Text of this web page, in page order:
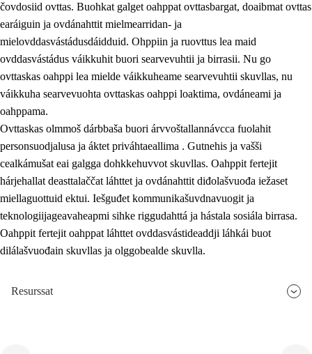
čovdosiid ovttas. Buohkat galget oahppat ovttasbargat, doaibmat ovttas
earáiguin ja ovdánahttit mielmearridan- ja
mielovddasvástádusdáidduid. Ohppiin ja ruovttus lea maid
ovddasvástádus váikkuhit buori searvevuhtii ja birrasii. Nu go
ovttaskas oahppi lea mielde váikkuheame searvevuhtii skuvllas, nu
váikkuha searvevuohta ovttaskas oahppi loaktima, ovdáneami ja
oahppama.
Ovttaskas olmmoš dárbbaša buori árvvoštallannávcca fuolahit
personsuodjalusa ja áktet priváhtaeallima . Gutnehis ja vašši
cealkámušat eai galgga dohkkehuvvot skuvllas. Oahppit fertejit
hárjehallat deasttalaččat láhttet ja ovdánahttit diđolašvuođa iežaset
miellaguottuid ektui. Iešguđet kommunikašuvdnavuogit ja
teknologiijageavaheapmi sihke riggudahttá ja hástala sosiála birrasa.
Oahppit fertejit oahppat láhttet ovddasvástideaddji láhkái buot
dilálašvuođain skuvllas ja olggobealde skuvlla.
Resurssat